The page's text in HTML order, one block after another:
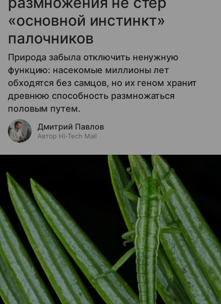
«основной инстинкт»
палочников
Природа забыла отключить ненужную
функцию: насекомые миллионы лет
обходятся без самцов, но их геном хранит
древнюю способность размножаться
половым путем.
Дмитрий Павлов
Автор Hi-Tech Mail